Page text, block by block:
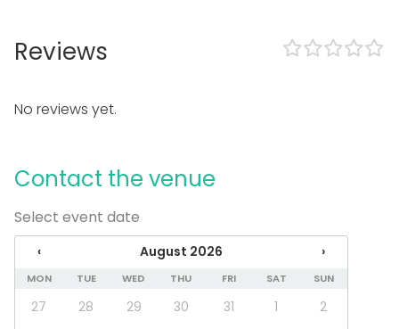
Accommodation
Garden
Hot tub / Jacuzzi
Party
Wedding
Spa / Wellness / Sauna
Dinner / Lunch
Meeting
Reviews
No reviews yet.
Contact the venue
Select event date
‹ August 2026 ›
MON TUE WED THU FRI SAT SUN
27 28 29 30 31 1
2